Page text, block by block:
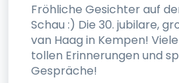
Fröhliche Gesichter auf
Schau :) Die 30. jubilare,
van Haag in Kempen!
tollen Erinnerungen und
Gespräche!